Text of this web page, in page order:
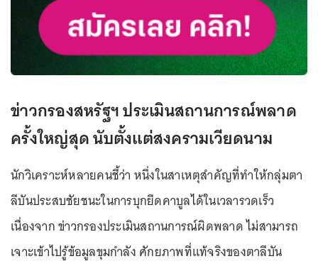
ข่าวกรองสหรัฐฯ ประเมินสถานการณ์พลาด
ครั้งใหญ่สุด นับตั้งแต่สงครามเวียดนาม
นักวิเคราะห์หลายคนชี้ว่า หนึ่งในสาเหตุสำคัญที่ทำให้กลุ่มตา
ลีบันประสบชัยชนะในการบุกยึดคาบูลได้ในเวลารวดเร็ว
เนื่องจาก ข่าวกรองประเมินสถานการณ์ผิดพลาด ไม่สามารถ
เจาะเข้าไปรู้ข้อมูลขุมกำลัง ศักยภาพที่แท้จริงของตาลีบัน